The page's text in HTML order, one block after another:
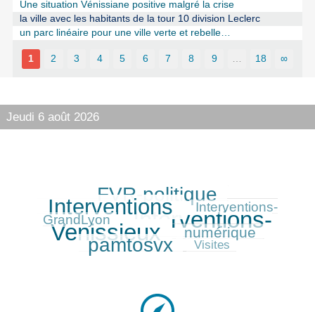
Une situation Vénissiane positive malgré la crise
la ville avec les habitants de la tour 10 division Leclerc
un parc linéaire pour une ville verte et rebelle…
1 2 3 4 5 6 7 8 9 18 ∞
Jeudi 6 août 2026
FVR-politique
Interventions
Interventions-
GrandLyon
416/416 Interventions-
Venissieux
172/416 numérique
315/416
pamtosvx Visites